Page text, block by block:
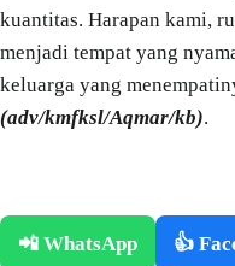
kuantitas. Harapan kami,
menjadi tempat yang
keluarga yang
(adv/kmfksl/Aqmar/kb).
📲 WhatsApp 👍